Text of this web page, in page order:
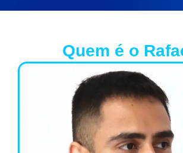
Quem é o